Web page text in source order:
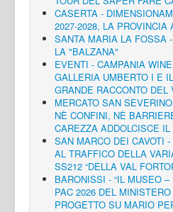
CASERTA -
2027-2028, LA PROVINCIA
SANTA MARIA LA FOSSA
LA "BALZANA"
EVENTI - CAMPANIA
GALLERIA UMBERTO I E
GRANDE RACCONTO DEL
MERCATO SAN
NÈ CONFINI, NÈ
CAREZZA ADDOLCISCE IL
SAN MARCO DEI CAVOTI -
AL TRAFFICO DELLA
SS212 “DELLA VAL
BARONISSI - “IL MUSEO
PAC 2026 DEL
PROGETTO SU MARIO